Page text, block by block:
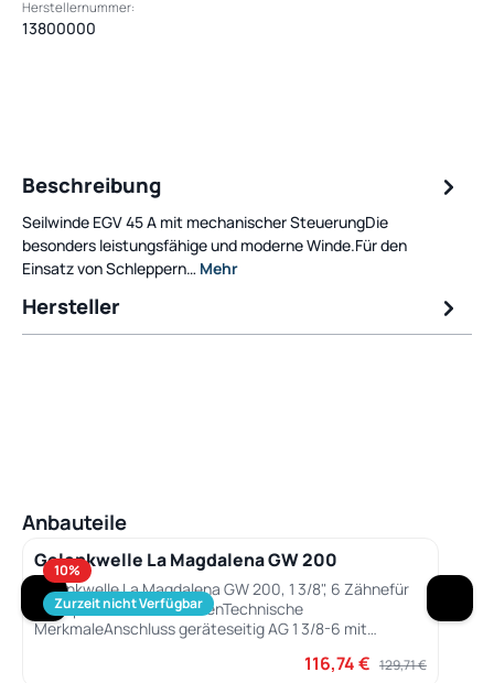
Herstellernummer:
13800000
Beschreibung
Seilwinde EGV 45 A mit mechanischer SteuerungDie
besonders leistungsfähige und moderne Winde.Für den
Einsatz von Schleppern… Mehr
Hersteller
Produktgalerie überspringen
Anbauteile
10%
Zurzeit nicht Verfügbar
Gelenkwelle La Magdalena GW 200
Gelenkwelle La Magdalena GW 200, 1 3/8", 6 Zähnefür
Holzspalter und SeilwindenTechnische
MerkmaleAnschluss geräteseitig AG 1 3/8-6 mit
SchiebestiftKreuzgarnitur23,8 x 61,2 mmLänge (L)
Verkaufspreis:
116,74 € Regulärer Preis:
129,71 €